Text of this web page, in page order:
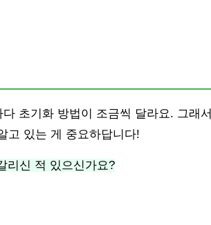
초기화 방법이 조금씩 달라요. 그래서
고 있는 게 중요하답니다!
리신 적 있으신가요?